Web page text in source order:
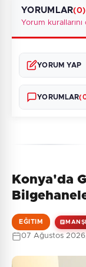
YORUMLAR(0)
Yorum kurallarını
YORUM YAP
YORUMLAR
Henüz
Konya'da
EĞITIM
07 Ağustos